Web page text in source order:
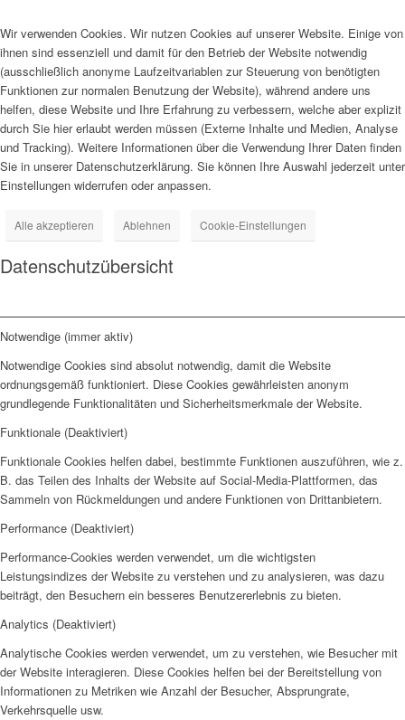
Wir verwenden Cookies. Wir nutzen Cookies auf unserer Website. Einige von
ihnen sind essenziell und damit für den Betrieb der Website notwendig
(ausschließlich anonyme Laufzeitvariablen zur Steuerung von benötigten
Funktionen zur normalen Benutzung der Website), während andere uns
helfen, diese Website und Ihre Erfahrung zu verbessern, welche aber explizit
durch Sie hier erlaubt werden müssen (Externe Inhalte und Medien, Analyse
und Tracking). Weitere Informationen über die Verwendung Ihrer Daten finden
Sie in unserer Datenschutzerklärung. Sie können Ihre Auswahl jederzeit unter
Einstellungen widerrufen oder anpassen.
Alle akzeptieren Ablehnen Cookie-Einstellungen
Datenschutzübersicht
Notwendige (immer aktiv)
Notwendige Cookies sind absolut notwendig, damit die Website
ordnungsgemäß funktioniert. Diese Cookies gewährleisten anonym
grundlegende Funktionalitäten und Sicherheitsmerkmale der Website.
Funktionale (Deaktiviert)
Funktionale Cookies helfen dabei, bestimmte Funktionen auszuführen, wie z.
B. das Teilen des Inhalts der Website auf Social-Media-Plattformen, das
Sammeln von Rückmeldungen und andere Funktionen von Drittanbietern.
Performance (Deaktiviert)
Performance-Cookies werden verwendet, um die wichtigsten
Leistungsindizes der Website zu verstehen und zu analysieren, was dazu
beiträgt, den Besuchern ein besseres Benutzererlebnis zu bieten.
Analytics (Deaktiviert)
Analytische Cookies werden verwendet, um zu verstehen, wie Besucher mit
der Website interagieren. Diese Cookies helfen bei der Bereitstellung von
Informationen zu Metriken wie Anzahl der Besucher, Absprungrate,
Verkehrsquelle usw.